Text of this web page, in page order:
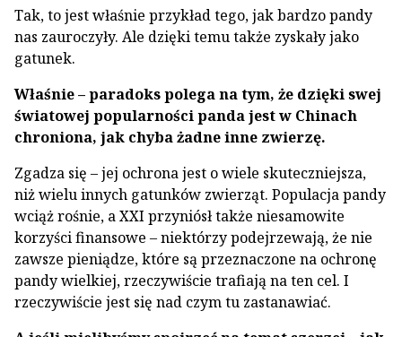
Tak, to jest właśnie przykład tego, jak bardzo pandy
nas zauroczyły. Ale dzięki temu także zyskały jako
gatunek.
Właśnie – paradoks polega na tym, że dzięki swej
światowej popularności panda jest w Chinach
chroniona, jak chyba żadne inne zwierzę.
Zgadza się – jej ochrona jest o wiele skuteczniejsza,
niż wielu innych gatunków zwierząt. Populacja pandy
wciąż rośnie, a XXI przyniósł także niesamowite
korzyści finansowe – niektórzy podejrzewają, że nie
zawsze pieniądze, które są przeznaczone na ochronę
pandy wielkiej, rzeczywiście trafiają na ten cel. I
rzeczywiście jest się nad czym tu zastanawiać.